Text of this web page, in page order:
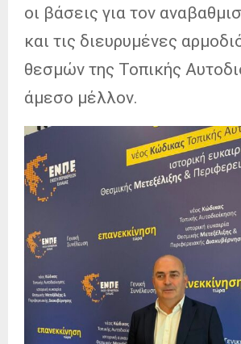
οι βάσεις για τον
και τις διευρυμένες α
θεσμών της Τοπικής
άμεσο μέλλον.